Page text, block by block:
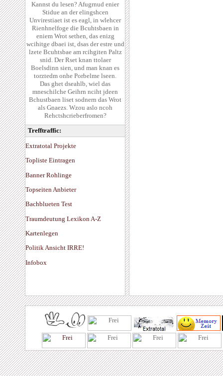
Kannst du lesen? Afugrnud enier
Stidue an der elingshcen
Unvirestiaet ist es eagl, in wlehcer
Rienhnelfoge die Bcuhtsbaen in
eniem Wrot sethen, das enizg
wcihitge dbaei ist, dsas der estre und
lzete Bcuhtsbae am rcihgiten Paltz
snid. Der Rset knan ttolaer
Boelsdinn sien, und man knan es
torztedm onhe Porbelme lseen.
Das ghet dseahlb, wiel das
mneschilche Geihrn nciht jdeen
Bchustbaen liset sodnern das Wrot
als Gnaezs. Wzou aslo ncoh
Rehctshcrieberfromen?
Trefftraffic:
Extratotal Projekte
Topliste Eintragen
Banner Rohlinge
Topseiten Anbieter
Bachblueten Test
Traumdeutung Lexikon A-Z
Kartenlegen
Politik Ansicht IRRE!
Infobox